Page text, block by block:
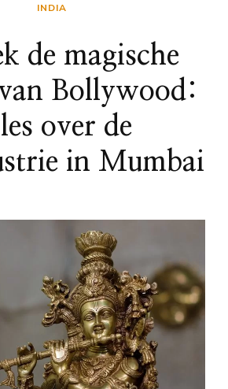
INDIA
de magische
Bollywood:
over de
in Mumbai